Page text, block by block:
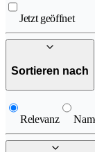
Jetzt geöffnet
Sortieren nach
Relevanz